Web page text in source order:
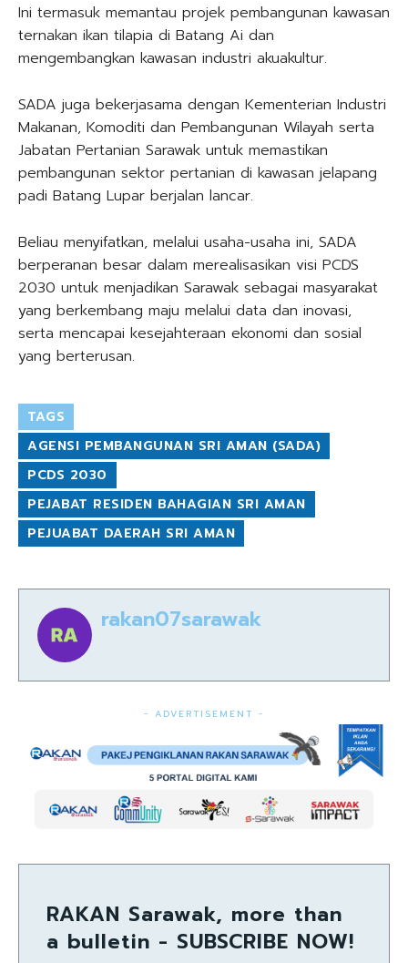
Ini termasuk memantau projek pembangunan kawasan
ternakan ikan tilapia di Batang Ai dan
mengembangkan kawasan industri akuakultur.
SADA juga bekerjasama dengan Kementerian Industri
Makanan, Komoditi dan Pembangunan Wilayah serta
Jabatan Pertanian Sarawak untuk memastikan
pembangunan sektor pertanian di kawasan jelapang
padi Batang Lupar berjalan lancar.
Beliau menyifatkan, melalui usaha-usaha ini, SADA
berperanan besar dalam merealisasikan visi PCDS
2030 untuk menjadikan Sarawak sebagai masyarakat
yang berkembang maju melalui data dan inovasi,
serta mencapai kesejahteraan ekonomi dan sosial
yang berterusan.
TAGS
AGENSI PEMBANGUNAN SRI AMAN (SADA)
PCDS 2030
PEJABAT RESIDEN BAHAGIAN SRI AMAN
PEJUABAT DAERAH SRI AMAN
rakan07sarawak
- ADVERTISEMENT -
RAKAN Sarawak, more than
a bulletin - SUBSCRIBE NOW!